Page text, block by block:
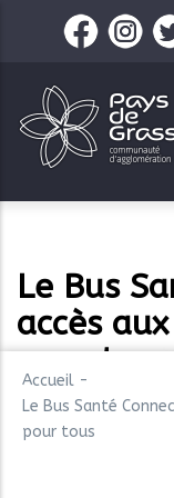
contenu
principal
Le Bus
accès
pour tous
Accueil -
Le Bus Santé
pour tous